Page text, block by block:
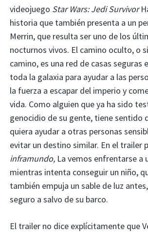
videojuego Star Wars: Jedi Survivor
historia que también presenta a un
Merrin, que resulta ser uno de los
nocturnos vivos. El camino oculto, o
camino, es una red de casas seguras
toda la galaxia para ayudar a las
la fuerza a escapar del imperio y
vida. Como alguien que ya ha sido
genocidio de su gente, tiene sentido
quiera ayudar a otras personas
evitar un destino similar. En el trailer
inframundo, La vemos enfrentarse a
mientras intenta conseguir un niño,
también empuja un sable de luz
seguro a salvo de su barco.
El trailer no dice explícitamente que